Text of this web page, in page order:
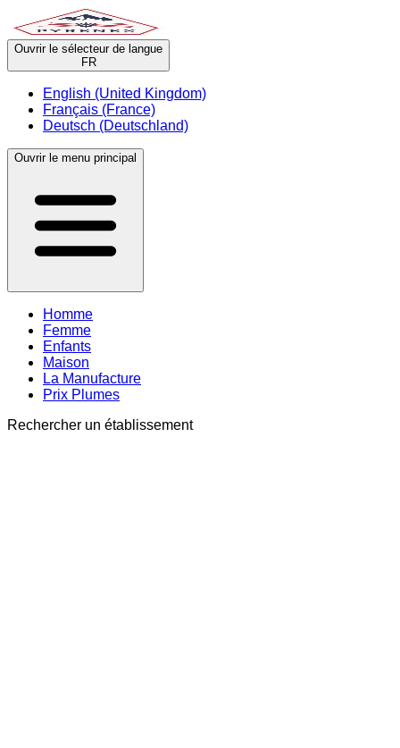
Ouvrir le sélecteur de langue
FR
English (United Kingdom)
Français (France)
Deutsch (Deutschland)
Ouvrir le menu principal
Homme
Femme
Enfants
Maison
La Manufacture
Prix Plumes
Rechercher un établissement